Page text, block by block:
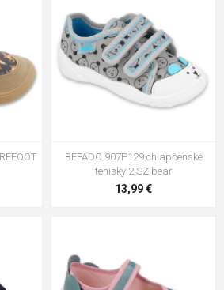
BEFADO 907P129 chlapčenské
tenisky 2 SZ bear
13,99 €